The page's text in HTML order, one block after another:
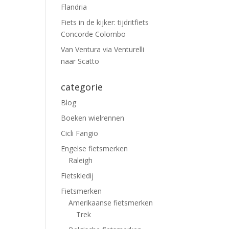
Flandria
Fiets in de kijker: tijdritfiets
Concorde Colombo
Van Ventura via Venturelli
naar Scatto
categorie
Blog
Boeken wielrennen
Cicli Fangio
Engelse fietsmerken
Raleigh
Fietskledij
Fietsmerken
Amerikaanse fietsmerken
Trek